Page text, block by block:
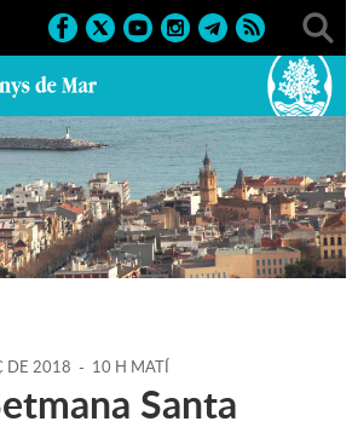
24-03-
> Activitats esportives
DE 2018 - 10 H MATÍ
Santa